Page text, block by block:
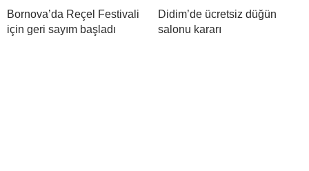
Bornova’da Reçel Festivali
için geri sayım başladı
Didim’de ücretsiz düğün
salonu kararı